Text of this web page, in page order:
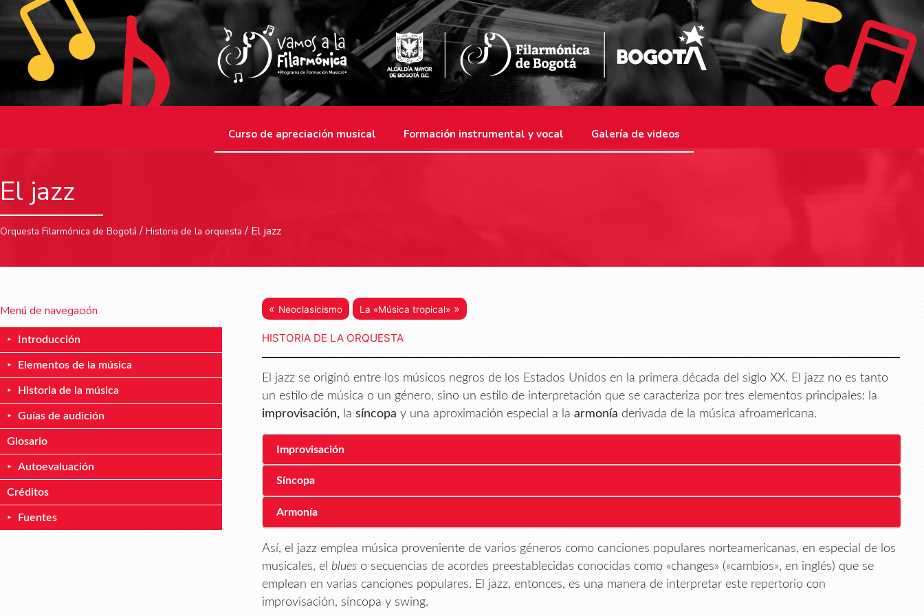
Curso de apreciación musical Formación instrumental y vocal Galería de videos
El jazz
Orquesta Filarmónica de Bogotá / Historia de la orquesta / El jazz
Menú de navegación
Introducción
Elementos de la música
Historia de la música
Guías de audición
Glosario
Autoevaluación
Créditos
Fuentes
« Neoclasicismo La «Música tropical» »
HISTORIA DE LA ORQUESTA
El jazz se originó entre los músicos negros de los Estados Unidos en la primera década del siglo XX. El jazz no es tanto
un estilo de música o un género, sino un estilo de interpretación que se caracteriza por tres elementos principales: la
improvisación, lasíncopa y una aproximación especial a laarmonía derivada de la música afroamericana.
Improvisación
Síncopa
Armonía
Así, el jazz emplea música proveniente de varios géneros como canciones populares norteamericanas, en especial de los
musicales, el blues o secuencias de acordes preestablecidas conocidas como «changes» («cambios», en inglés) que se
emplean en varias canciones populares. El jazz, entonces, es una manera de interpretar este repertorio con
improvisación, síncopa y swing.